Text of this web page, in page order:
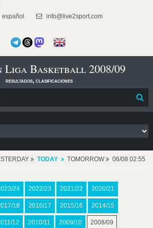
español info@live2sport.com
Liga Basketball 2008/09
resultados, clasificaciones
TODAY TOMORROW 06/08 02:55
24 2022/23 2021/22 2020/21
18 2016/17 2015/16 2014/15
12 2010/11 2009/10 2008/09